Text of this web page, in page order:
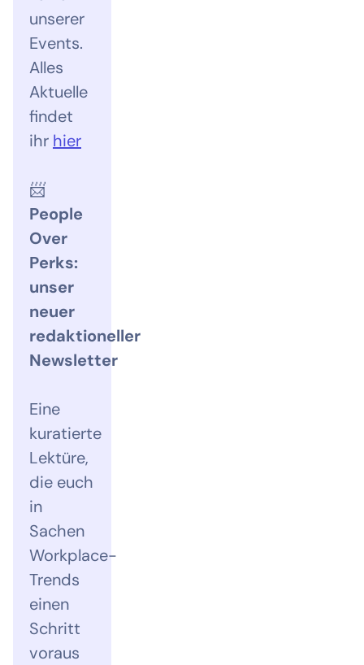
unserer
Events.
Alles
Aktuelle
findet
ihr hier
📨
People
Over
Perks:
unser
neuer
redaktioneller
Newsletter
Eine
kuratierte
Lektüre,
die euch
in
Sachen
Workplace-
Trends
einen
Schritt
voraus